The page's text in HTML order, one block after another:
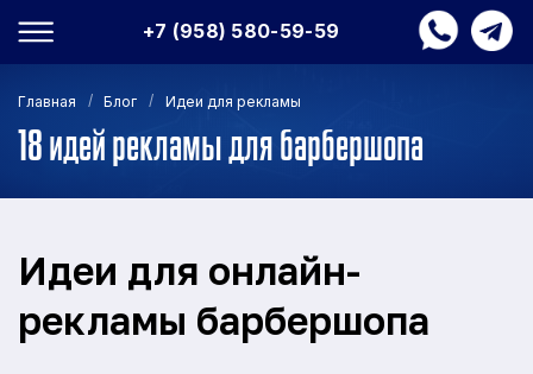
+7 (958) 580-59-59
Главная / Блог / Идеи для рекламы
18 идей рекламы для барбершопа
Идеи для онлайн-
рекламы барбершопа